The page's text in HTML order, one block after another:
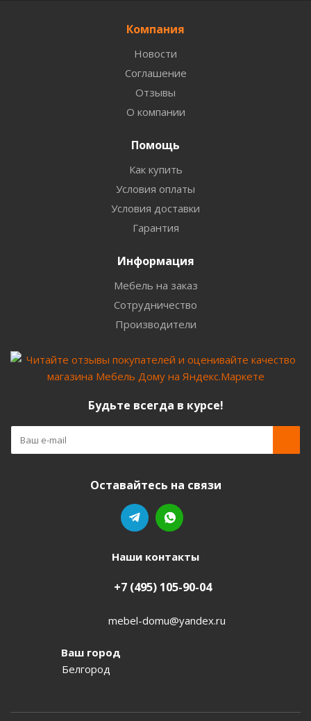
Компания
Новости
Соглашение
Отзывы
О компании
Помощь
Как купить
Условия оплаты
Условия доставки
Гарантия
Информация
Мебель на заказ
Сотрудничество
Производители
Будьте всегда в курсе!
Оставайтесь на связи
Наши контакты
+7 (495) 105-90-04
mebel-domu@yandex.ru
Ваш город
Белгород